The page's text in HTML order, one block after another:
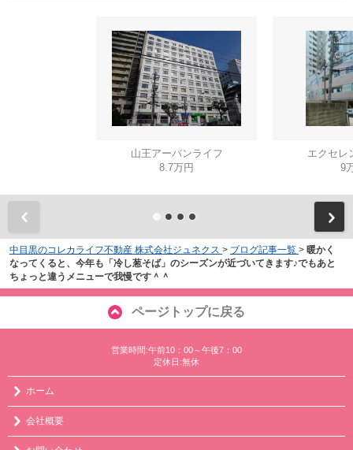
山王アーバンライフ
8.7万円
エクセレ
9
中目黒のコレカライフ不動産 株式会社ジュネクス > ブログ記事一覧 > 暖かく
なってくると、今年も「冷し葱そば」のシーズンが近づいてきます♪でもあと
ちょっと違うメニューで我慢です＾＾
ページトップに戻る
営業時間:午前10：00～午後7：00
定休日:無休
ホーム
会社概要